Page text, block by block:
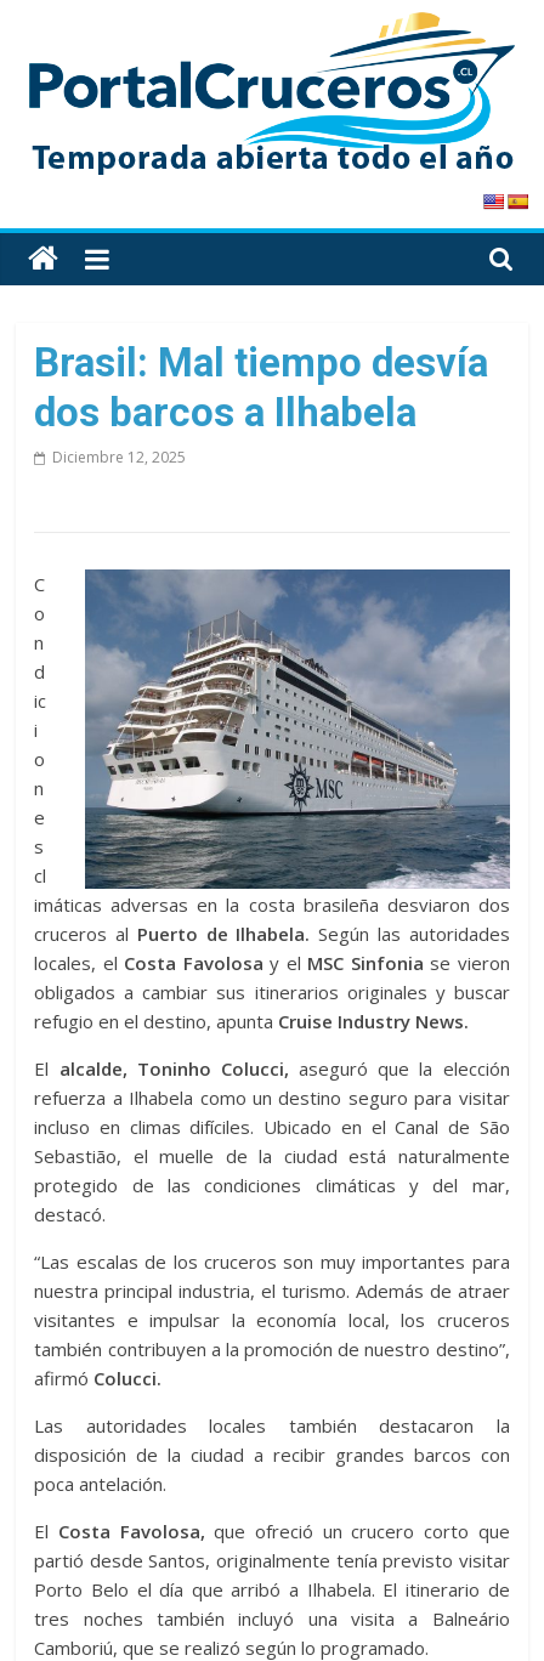
content
PortalCruceros
Toda
la
de
cruceros
en
un
solo
Brasil: Mal tiempo desvía
dos barcos a Ilhabela
Diciembre 12, 2025
C
o
n
d
ic
i
o
n
e
s
cl
imáticas adversas en la costa brasileña desviaron dos
cruceros al Puerto de Ilhabela. Según las autoridades
locales, el Costa Favolosa y el MSC Sinfonia se vieron
obligados a cambiar sus itinerarios originales y buscar
refugio en el destino, apunta Cruise Industry News.
El alcalde, Toninho Colucci, aseguró que la elección
refuerza a Ilhabela como un destino seguro para visitar
incluso en climas difíciles. Ubicado en el Canal de São
Sebastião, el muelle de la ciudad está naturalmente
protegido de las condiciones climáticas y del mar,
destacó.
“Las escalas de los cruceros son muy importantes para
nuestra principal industria, el turismo. Además de atraer
visitantes e impulsar la economía local, los cruceros
también contribuyen a la promoción de nuestro destino”,
afirmó Colucci.
Las autoridades locales también destacaron la
disposición de la ciudad a recibir grandes barcos con
poca antelación.
El Costa Favolosa, que ofreció un crucero corto que
partió desde Santos, originalmente tenía previsto visitar
Porto Belo el día que arribó a Ilhabela. El itinerario de
tres noches también incluyó una visita a Balneário
Camboriú, que se realizó según lo programado.